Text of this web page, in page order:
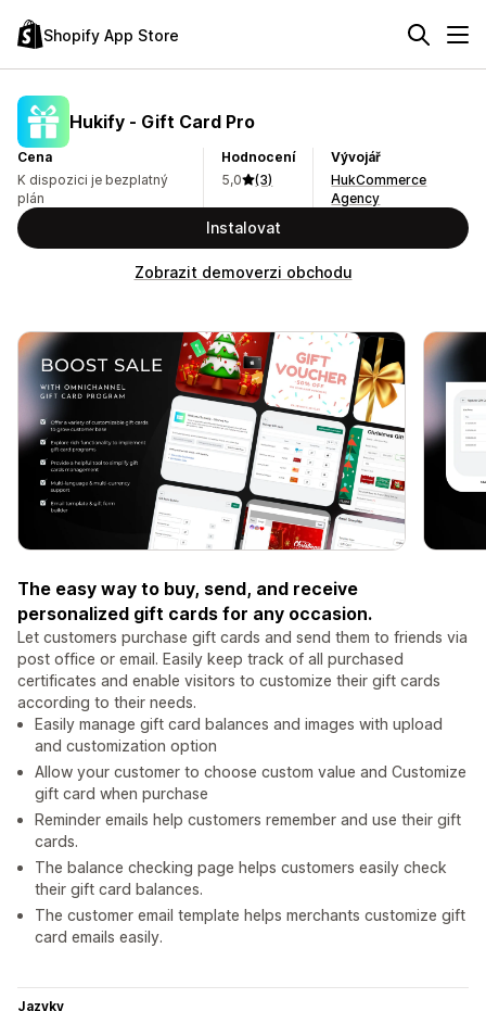
Shopify App Store
Hukify ‑ Gift Card Pro
Cena
K dispozici je bezplatný
plán
Hodnocení
5,0
(3)
Vývojář
HukCommerce
Agency
Instalovat
Zobrazit demoverzi obchodu
The easy way to buy, send, and receive
personalized gift cards for any occasion.
Let customers purchase gift cards and send them to friends via
post office or email. Easily keep track of all purchased
certificates and enable visitors to customize their gift cards
according to their needs.
Easily manage gift card balances and images with upload
and customization option
Allow your customer to choose custom value and Customize
gift card when purchase
Reminder emails help customers remember and use their gift
cards.
The balance checking page helps customers easily check
their gift card balances.
The customer email template helps merchants customize gift
card emails easily.
Jazyky